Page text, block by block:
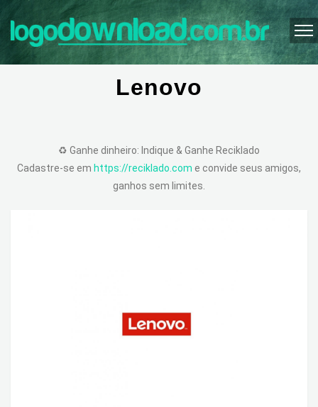
Lenovo
♻️ Ganhe dinheiro: Indique & Ganhe Reciklado
Cadastre-se em https://reciklado.com e convide seus amigos,
ganhos sem limites.